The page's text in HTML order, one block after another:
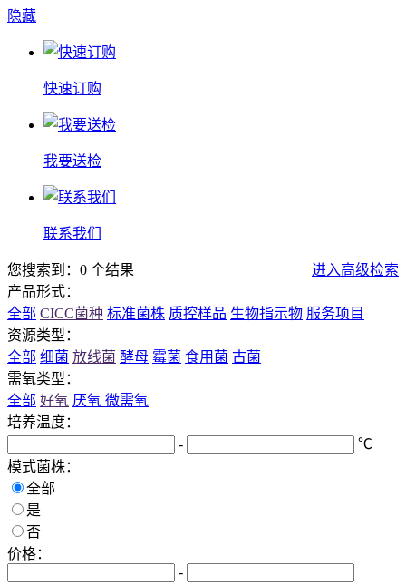
隐藏
快速订购
我要送检
联系我们
您搜索到：0 个结果
进入高级检索
产品形式：
全部 CICC菌种 标准菌株 质控样品 生物指示物 服务项目
资源类型：
全部 细菌 放线菌 酵母 霉菌 食用菌 古菌
需氧类型：
全部 好氧 厌氧 微需氧
培养温度：
-
℃
模式菌株：
全部
是
否
价格：
-